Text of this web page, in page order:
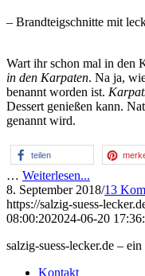
– Brandteigschnitte mit
Wart ihr schon mal in den
in den Karpaten. Na ja,
benannt worden ist.
Dessert genießen kann.
genannt wird.
teilen
… Weiterlesen...
8. September 2018/13
https://salzig-suess-
08:00:202024-06-20
salzig-suess-lecker.de –
Kontakt